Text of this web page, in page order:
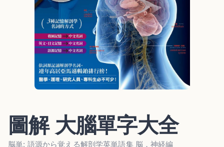
圖解 大腦單字大全
脳単: 語源から覚える解剖学英単語集 脳．神経編